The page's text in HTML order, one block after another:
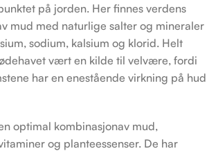
på jorden. Her finnes verdens
mud med naturlige salter og mineraler
sodium, kalsium og klorid. Helt
vært en kilde til velvære, fordi
har en enestående virkning på hud
optimal kombinasjonav mud,
og planteessenser. De har